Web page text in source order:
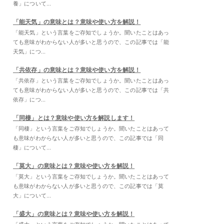
養」について...
「能天気」の意味とは？意味や使い方を解説！
「能天気」という言葉をご存知でしょうか。聞いたことはあっ
ても意味がわからない人が多いと思うので、この記事では「能
天気」につ...
「共依存」の意味とは？意味や使い方を解説！
「共依存」という言葉をご存知でしょうか。聞いたことはあっ
ても意味がわからない人が多いと思うので、この記事では「共
依存」につ...
「同棲」とは？意味や使い方を解説します！
「同棲」という言葉をご存知でしょうか。聞いたことはあって
も意味がわからない人が多いと思うので、この記事では「同
棲」について...
「莫大」の意味とは？意味や使い方を解説！
「莫大」という言葉をご存知でしょうか。聞いたことはあって
も意味がわからない人が多いと思うので、この記事では「莫
大」について...
「盛大」の意味とは？意味や使い方を解説！